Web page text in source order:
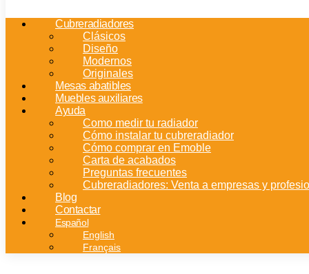
Cubreradiadores
Clásicos
Diseño
Modernos
Originales
Mesas abatibles
Muebles auxiliares
Ayuda
Como medir tu radiador
Cómo instalar tu cubreradiador
Cómo comprar en Emoble
Carta de acabados
Preguntas frecuentes
Cubreradiadores: Venta a empresas y
Blog
Contactar
Español
English
Français